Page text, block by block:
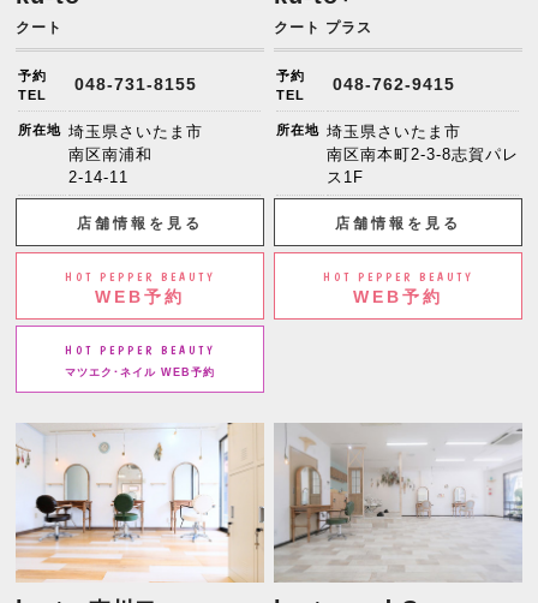
クート
予約
TEL
048-731-8155
所在地 埼玉県さいたま市
南区南浦和
2-14-11
店舗情報を見る
HOT PEPPER BEAUTY
WEB予約
HOT PEPPER BEAUTY
マツエク･ネイル WEB予約
クート プラス
予約
TEL
048-762-9415
所在地 埼玉県さいたま市
南区南本町2-3-8志賀パレ
ス1F
店舗情報を見る
HOT PEPPER BEAUTY
WEB予約